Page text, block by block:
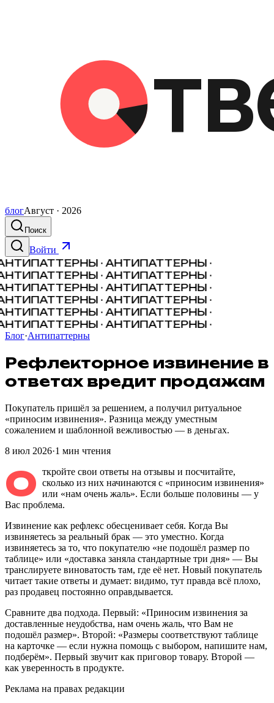
блогАвгуст · 2026
Поиск
Войти
· АНТИПАТТЕРНЫ ·
· АНТИПАТТЕРНЫ ·
· АНТИПАТТЕРНЫ ·
· АНТИПАТТЕРНЫ ·
· АНТИПАТТЕРНЫ ·
· АНТИПАТТЕРНЫ ·
Блог·Антипаттерны
Рефлекторное извинение в
ответах вредит продажам
Покупатель пришёл за решением, а получил ритуальное
«приносим извинения». Разница между уместным
сожалением и шаблонной вежливостью — в деньгах.
8 июл 2026·1 мин чтения
О ткройте свои ответы на отзывы и посчитайте,
сколько из них начинаются с «приносим извинения»
или «нам очень жаль». Если больше половины — у
Вас проблема.
Извинение как рефлекс обесценивает себя. Когда Вы
извиняетесь за реальный брак — это уместно. Когда
извиняетесь за то, что покупателю «не подошёл размер по
таблице» или «доставка заняла стандартные три дня» — Вы
транслируете виноватость там, где её нет. Новый покупатель
читает такие ответы и думает: видимо, тут правда всё плохо,
раз продавец постоянно оправдывается.
Сравните два подхода. Первый: «Приносим извинения за
доставленные неудобства, нам очень жаль, что Вам не
подошёл размер». Второй: «Размеры соответствуют таблице
на карточке — если нужна помощь с выбором, напишите нам,
подберём». Первый звучит как приговор товару. Второй —
как уверенность в продукте.
Реклама на правах редакции